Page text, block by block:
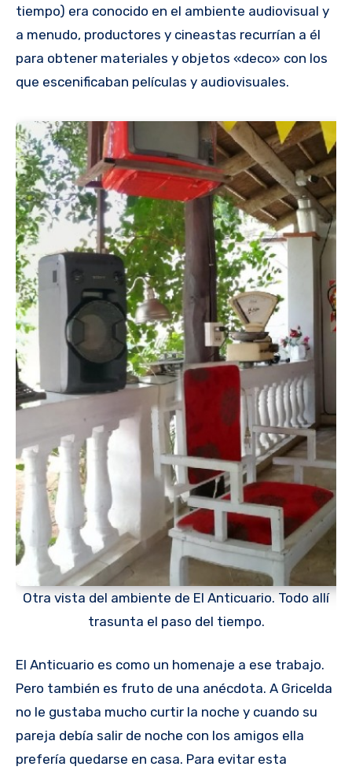
tiempo) era conocido en el ambiente audiovisual y
a menudo, productores y cineastas recurrían a él
para obtener materiales y objetos «deco» con los
que escenificaban películas y audiovisuales.
Otra vista del ambiente de El Anticuario. Todo allí
trasunta el paso del tiempo.
El Anticuario es como un homenaje a ese trabajo.
Pero también es fruto de una anécdota. A Gricelda
no le gustaba mucho curtir la noche y cuando su
pareja debía salir de noche con los amigos ella
prefería quedarse en casa. Para evitar esta